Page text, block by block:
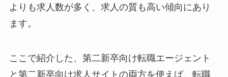
よりも求人数が多く、求人の質も高い傾向にあり
ます。
ここで紹介した、第二新卒向け転職エージェント
と第二新卒向け求人サイトの両方を使えば、転職